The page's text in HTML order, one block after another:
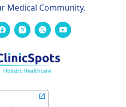
Medical Community.